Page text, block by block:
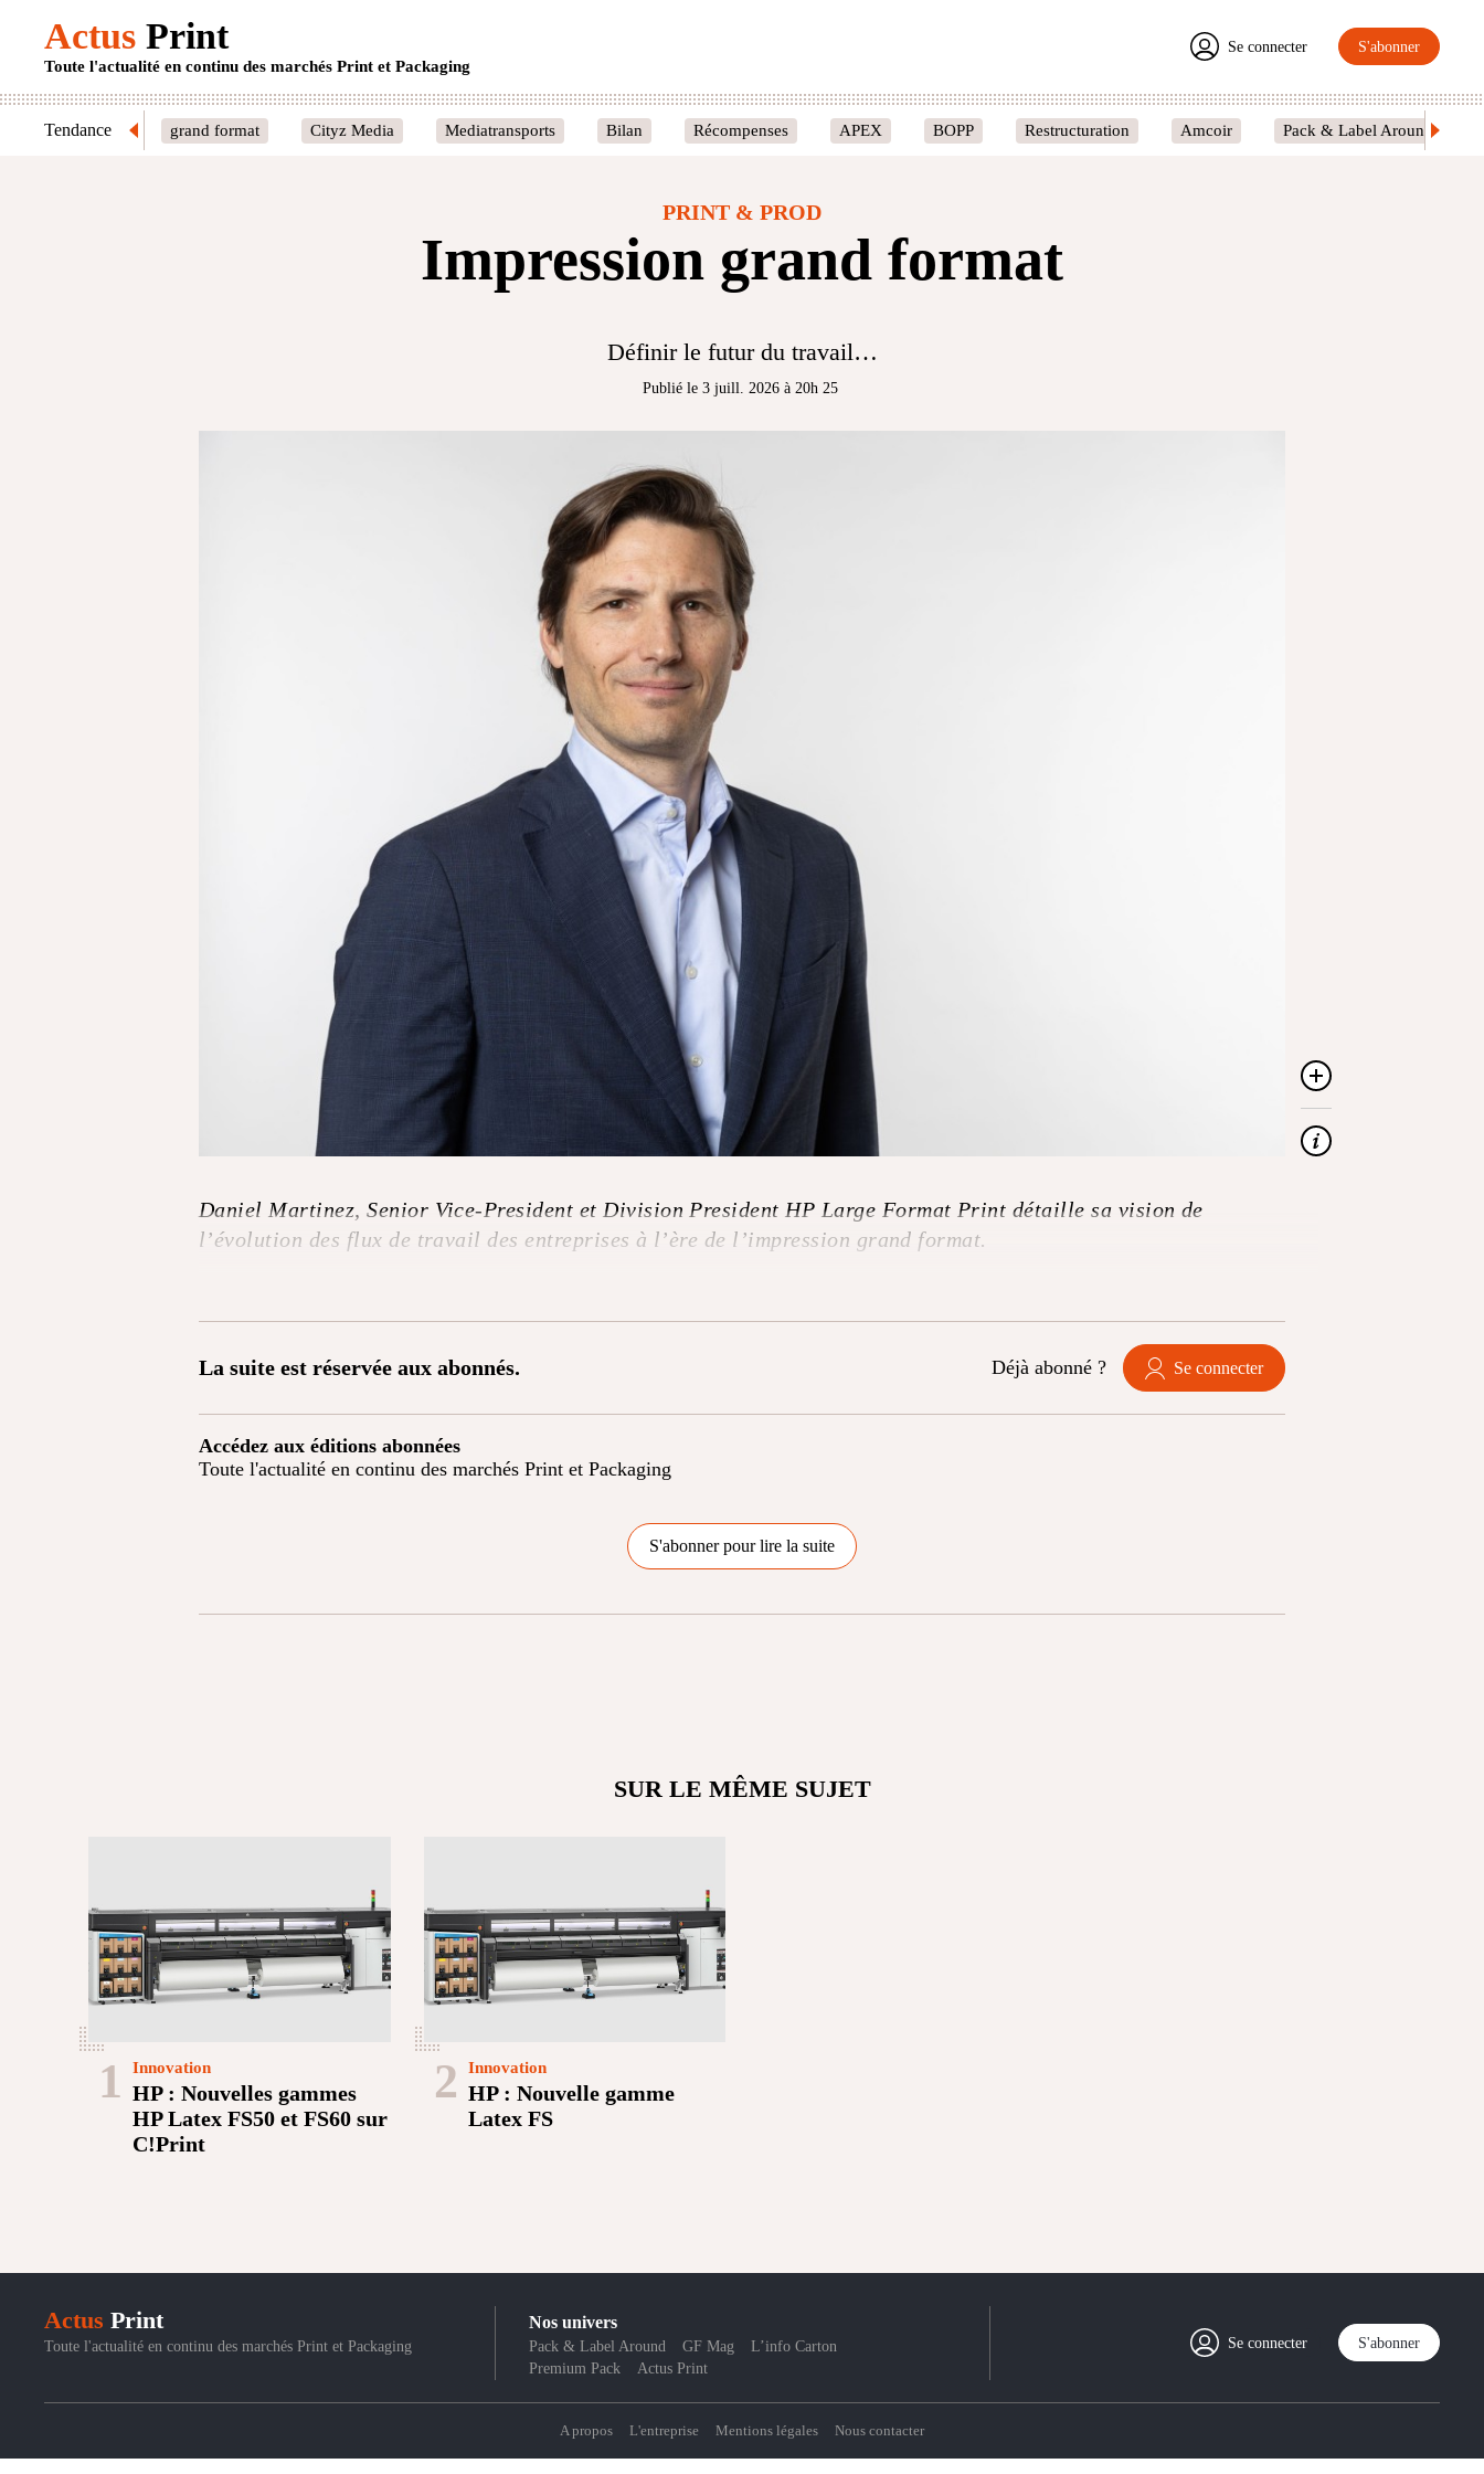
Actus Print
Toute l'actualité en continu des marchés Print et Packaging
Se connecter S'abonner
Tendance grand format Cityz Media Mediatransports Bilan Récompenses APEX BOPP Restructuration Amcoir Pack & Label Around
PRINT & PROD
Impression grand format
Définir le futur du travail…
Publié le 3 juill. 2026 à 20h 25
Daniel Martinez, Senior Vice-President et Division President HP Large Format Print détaille sa vision de
l’évolution des flux de travail des entreprises à l’ère de l’impression grand format.
La suite est réservée aux abonnés. Déjà abonné ? Se connecter
Accédez aux éditions abonnées
Toute l'actualité en continu des marchés Print et Packaging
S'abonner pour lire la suite
SUR LE MÊME SUJET
1 HP : Nouvelles gammes
HP Latex FS50 et FS60 sur
C!Print
Innovation 2 HP : Nouvelle gamme
Latex FS
Innovation
Actus Print
Toute l'actualité en continu des marchés Print et Packaging
Nos univers
Pack & Label Around GF Mag
L’info Carton
Premium Pack
Actus Print
Se connecter S'abonner
A propos L'entreprise Mentions légales Nous contacter